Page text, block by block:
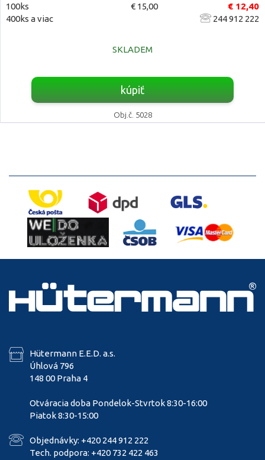
100ks
€ 15,00
€ 12,40
400ks a viac
244 912 222
SKLADEM
kúpiť
Obj.č. 5028
Hütermann E.E.D. a.s.
Úhlová 796
148 00 Praha 4
Otváracia doba Pondelok-Stvrtok 8:30-16:00
Piatok 8:30-15:00
Objednávky: +420 244 912 222
Tech. podpora: +420 732 422 463